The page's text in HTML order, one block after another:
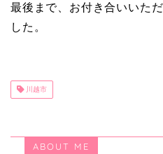
最後まで、お付き合いいた
した。
川越市
ABOUT ME